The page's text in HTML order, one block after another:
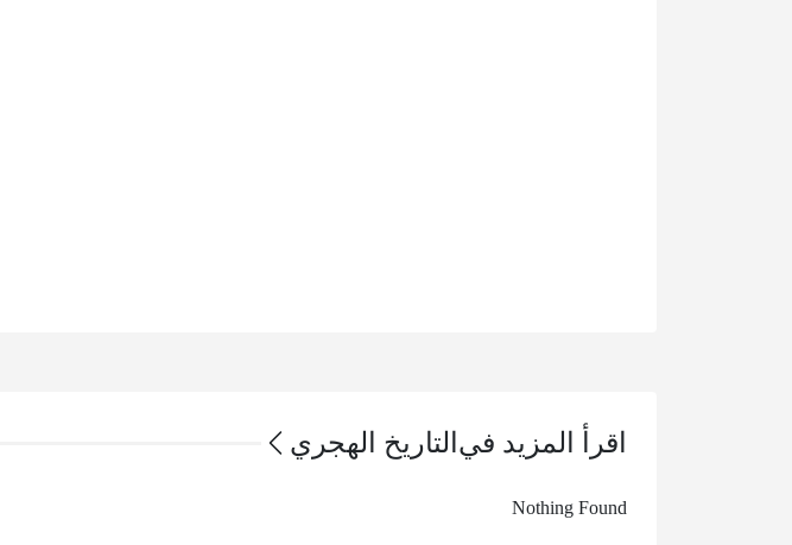
اقرأ المزيد في التاريخ الهجري
Nothing Found